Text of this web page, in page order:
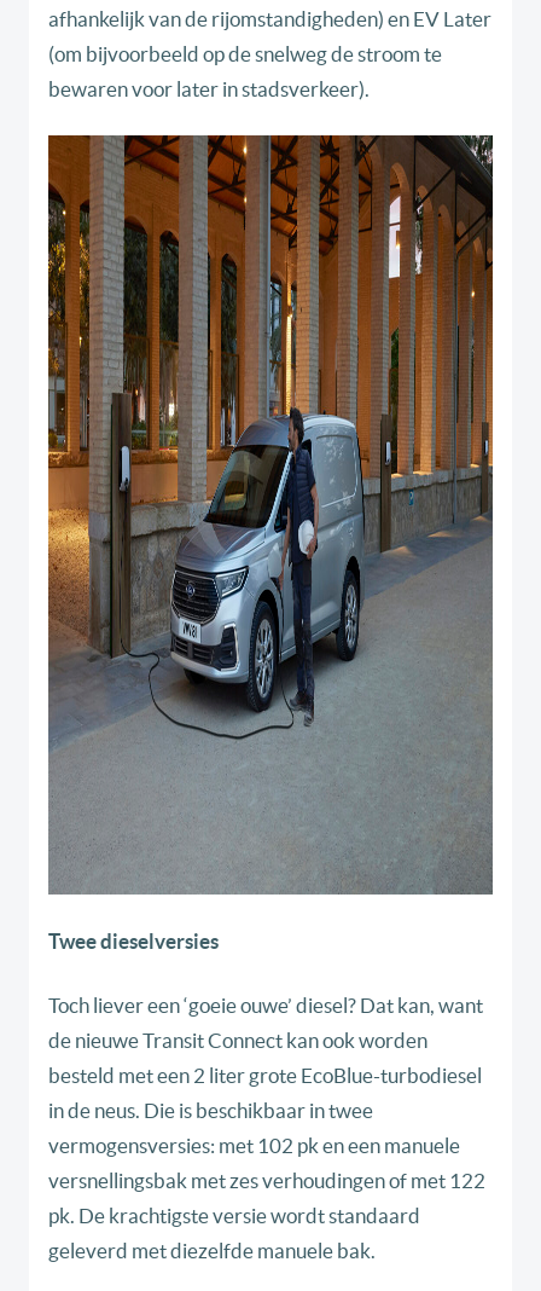
afhankelijk van de rijomstandigheden) en EV Later
(om bijvoorbeeld op de snelweg de stroom te
bewaren voor later in stadsverkeer).
Twee dieselversies
Toch liever een ‘goeie ouwe’ diesel? Dat kan, want
de nieuwe Transit Connect kan ook worden
besteld met een 2 liter grote EcoBlue-turbodiesel
in de neus. Die is beschikbaar in twee
vermogensversies: met 102 pk en een manuele
versnellingsbak met zes verhoudingen of met 122
pk. De krachtigste versie wordt standaard
geleverd met diezelfde manuele bak.